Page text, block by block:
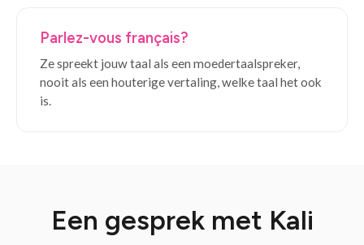
Parlez-vous français?
Ze spreekt jouw taal als een moedertaalspreker,
nooit als een houterige vertaling, welke taal het ook
is.
Een gesprek met Kali